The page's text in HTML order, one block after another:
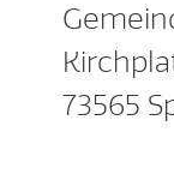
73565